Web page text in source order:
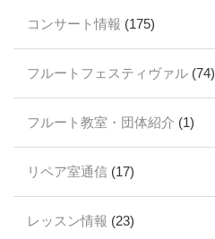
コンサート情報 (175)
フルートフェスティヴァル (74)
フルート教室・団体紹介 (1)
リペア室通信 (17)
レッスン情報 (23)